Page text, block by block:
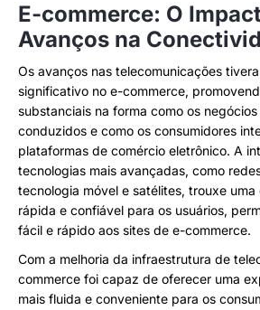
E-commerce: O
Avanços na
Os avanços nas telecomunicações
significativo no e-commerce,
substanciais na forma como os negócios
conduzidos e como os consumidores
plataformas de comércio eletrônico. A
tecnologias mais avançadas, como
tecnologia móvel e satélites, trouxe
rápida e confiável para os usuários,
fácil e rápido aos sites de e-commerce.
Com a melhoria da infraestrutura de
commerce foi capaz de oferecer uma
mais fluida e conveniente para os